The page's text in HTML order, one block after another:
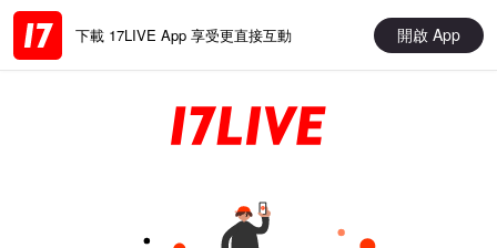
下載 17LIVE App 享受更直接互動 開啟 App